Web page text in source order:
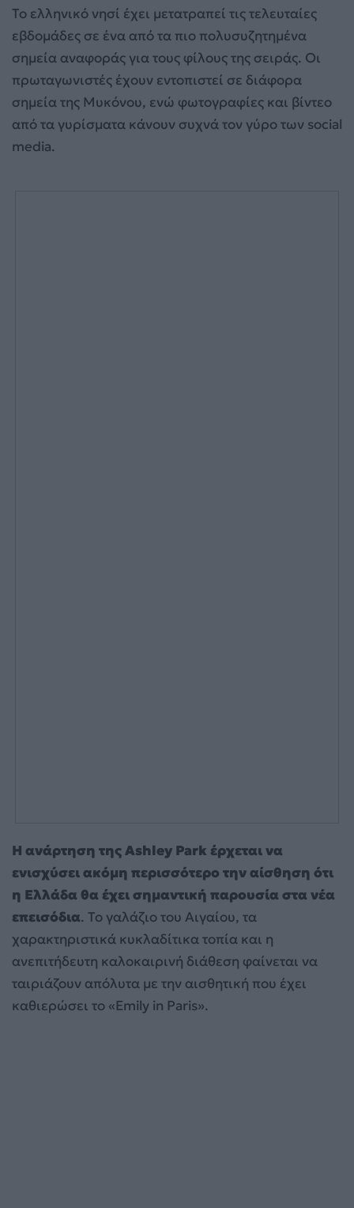
Το ελληνικό νησί έχει μετατραπεί τις τελευταίες
εβδομάδες σε ένα από τα πιο πολυσυζητημένα
σημεία αναφοράς για τους φίλους της σειράς. Οι
πρωταγωνιστές έχουν εντοπιστεί σε διάφορα
σημεία της Μυκόνου, ενώ φωτογραφίες και βίντεο
από τα γυρίσματα κάνουν συχνά τον γύρο των social
media.
Η ανάρτηση της Ashley Park έρχεται να
ενισχύσει ακόμη περισσότερο την αίσθηση ότι
η Ελλάδα θα έχει σημαντική παρουσία στα νέα
επεισόδια. Το γαλάζιο του Αιγαίου, τα
χαρακτηριστικά κυκλαδίτικα τοπία και η
ανεπιτήδευτη καλοκαιρινή διάθεση φαίνεται να
ταιριάζουν απόλυτα με την αισθητική που έχει
καθιερώσει το «Emily in Paris».